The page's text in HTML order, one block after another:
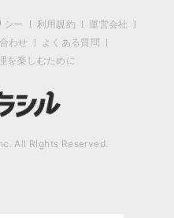
シー 利用規約
運営会社
わせ
よくある質問
を楽しむために
All Rights Reserved.